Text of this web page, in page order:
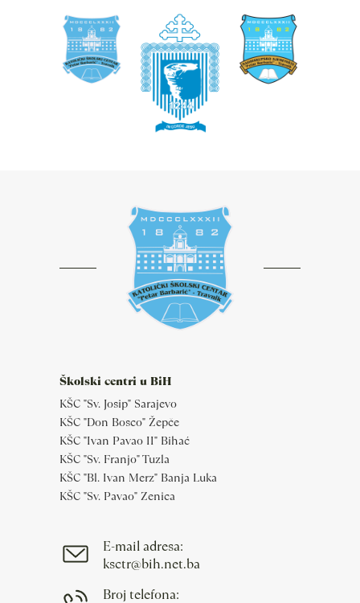
Školski centri u BiH
KŠC "Sv. Josip" Sarajevo
KŠC "Don Bosco" Žepče
KŠC "Ivan Pavao II" Bihać
KŠC "Sv. Franjo" Tuzla
KŠC "Bl. Ivan Merz" Banja Luka
KŠC "Sv. Pavao" Zenica
E-mail adresa:
ksctr@bih.net.ba
Broj telefona: